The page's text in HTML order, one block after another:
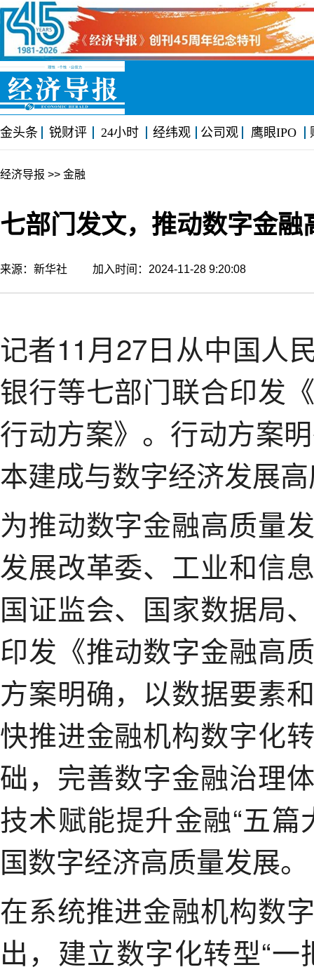
金头条 锐财评 24小时 经纬观 公司观 鹰眼IPO
经济导报 >> 金融
七部门发文，推动数字金融
来源：新华社 加入时间：2024-11-28 9:20:08
记者11月27日从中国人
银行等七部门联合印发
行动方案》。行动方案
本建成与数字经济发展
为推动数字金融高质量
发展改革委、工业和信
国证监会、国家数据局
印发《推动数字金融高
方案明确，以数据要素
快推进金融机构数字化
础，完善数字金融治理
技术赋能提升金融“五
国数字经济高质量发展。
在系统推进金融机构数
出，建立数字化转型“